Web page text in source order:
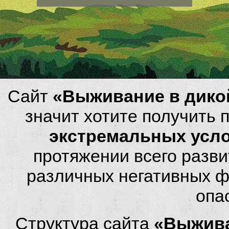
Сайт «Выживание в
значит хотите
экстремальных
протяжении всего
различных негативных
Структура сайта